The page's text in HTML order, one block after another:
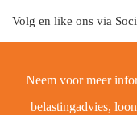
Volg en like ons via
Neem voor meer
belastingadvies,